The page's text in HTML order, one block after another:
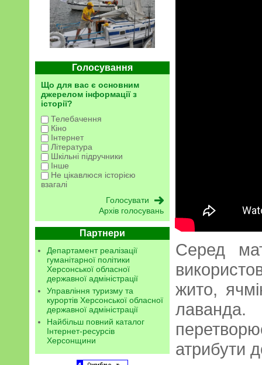
Голосування
Що для вас є основним
джерелом інформації з
історії?
Телебачення
Кіно
Інтернет
Література
Шкільні підручники
Інше
Не цікавлюся історією
взагалі
Архів голосувань
Партнери
Департамент реалізації
гуманітарної політики
Херсонської обласної
державної адміністрації
Управління туризму та
курортів Херсонської обласної
державної адміністрації
Найбільш повний каталог
Інтернет-ресурсів
Херсонщини
Серед
жито,
атрибути